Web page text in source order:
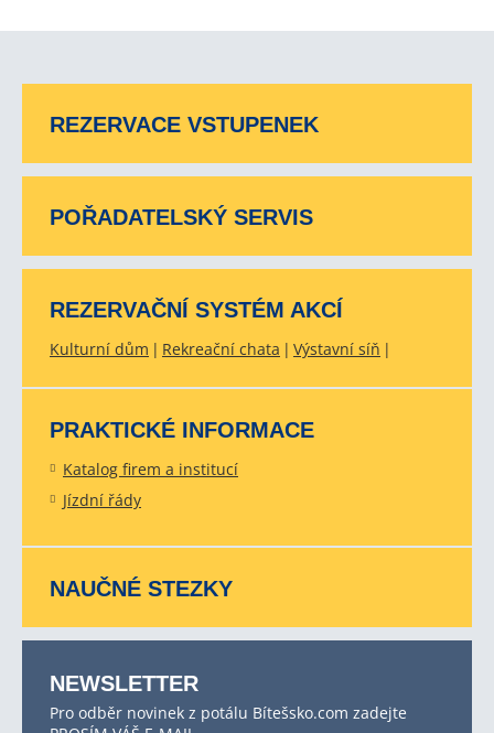
REZERVACE VSTUPENEK
POŘADATELSKÝ SERVIS
REZERVAČNÍ SYSTÉM AKCÍ
Kulturní dům Rekreační chata Výstavní síň
PRAKTICKÉ INFORMACE
Katalog firem a institucí
Jízdní řády
NAUČNÉ STEZKY
NEWSLETTER
Pro odběr novinek z potálu Bítešsko.com zadejte